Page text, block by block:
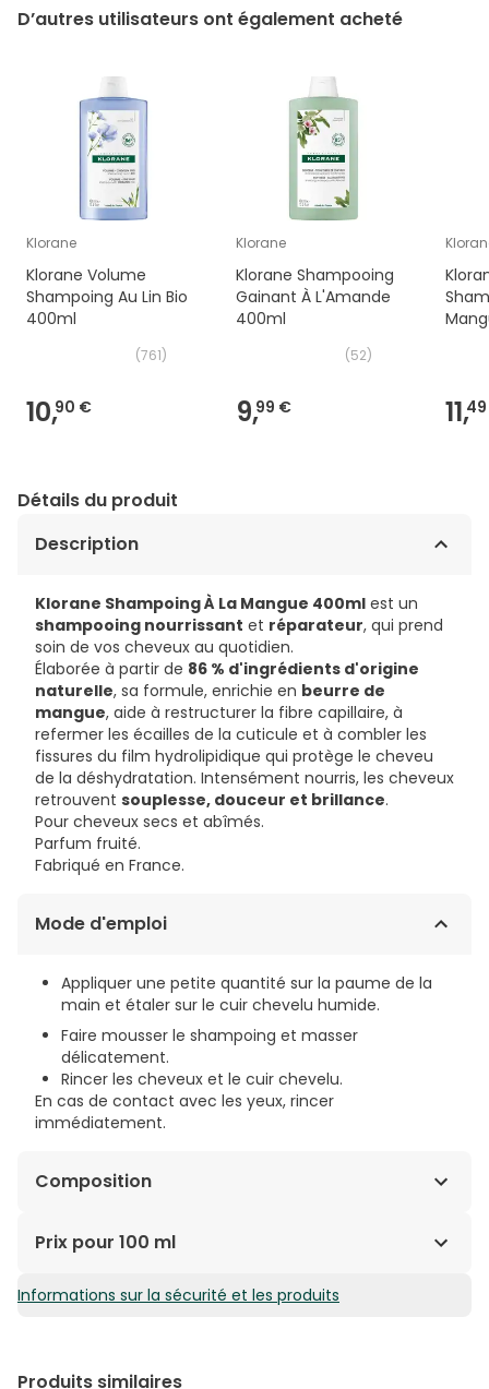
D’autres utilisateurs ont également acheté
Klorane
Klorane Volume
Shampoing Au Lin Bio
400ml
(761)
10,90 €
Klorane
Klorane Shampooing
Gainant À L'Amande
400ml
(52)
9,99 € 11,
Détails du produit
Description
Klorane Shampoing À La Mangue 400ml est un
shampooing nourrissant et réparateur, qui prend
soin de vos cheveux au quotidien.
Élaborée à partir de 86 % d'ingrédients d'origine
naturelle, sa formule, enrichie en beurre de
mangue, aide à restructurer la fibre capillaire, à
refermer les écailles de la cuticule et à combler les
fissures du film hydrolipidique qui protège le cheveu
de la déshydratation. Intensément nourris, les cheveux
retrouvent souplesse, douceur et brillance.
Pour cheveux secs et abîmés.
Parfum fruité.
Fabriqué en France.
Mode d'emploi
Appliquer une petite quantité sur la paume de la
main et étaler sur le cuir chevelu humide.
Faire mousser le shampoing et masser
délicatement.
Rincer les cheveux et le cuir chevelu.
En cas de contact avec les yeux, rincer
immédiatement.
Composition
WATER (AQUA), SODIUM LAURETH SULFATE, PEG-7
BETAINE, ACRYLATES COPOLYMER, BENZOIC ACID, CITRIC
ACID, COCO-GLUCOSIDE, FRAGRANCE (PARFUM),
LINALOOL, MANGIFERA INDICA (MANGO) SEED BUTTER
Prix pour 100 ml
2,48€ / 100 ml
Informations sur la sécurité et les produits
Produits similaires